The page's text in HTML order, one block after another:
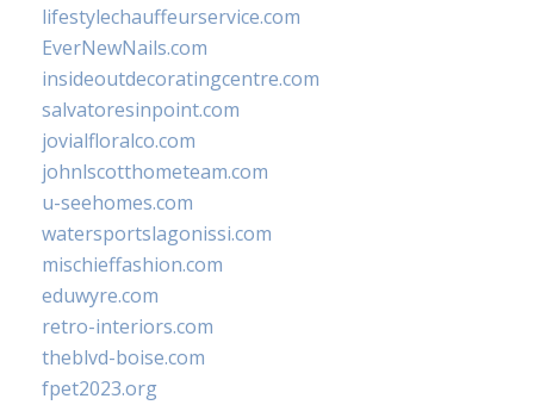
lifestylechauffeurservice.com
EverNewNails.com
insideoutdecoratingcentre.com
salvatoresinpoint.com
jovialfloralco.com
johnlscotthometeam.com
u-seehomes.com
watersportslagonissi.com
mischieffashion.com
eduwyre.com
retro-interiors.com
theblvd-boise.com
fpet2023.org